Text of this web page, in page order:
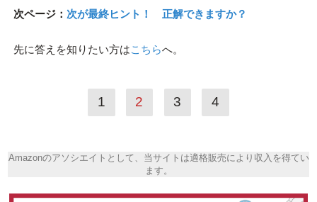
次ページ： 次が最終ヒント！ 正解できますか？
先に答えを知りたい方はこちらへ。
1 2 3 4
Amazonのアソシエイトとして、当サイトは適格販売により収入を得てい
ます。